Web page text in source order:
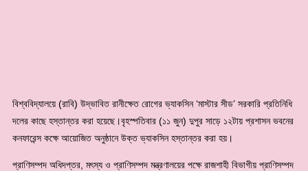
বিশ্ববিদ্যালয়ে (রাবি) উদ্ভাবিত রানীক্ষেত রোগের ভ্যাকসিন ‘মাস্টার সীড’ সরকারি প্রতিনিধি
দলের কাছে হস্তান্তর করা হয়েছে।বৃহস্পতিবার (১১ জুন) দুপুর সাড়ে ১২টায় প্রশাসন ভবনের
কনফারেন্স কক্ষে আয়োজিত অনুষ্ঠানে উক্ত ভ্যাকসিন হস্তান্তর করা হয়।
প্রাণিসম্পদ অধিদপ্তর, মৎস্য ও প্রাণিসম্পদ মন্ত্রণালয়ের পক্ষে রাজশাহী বিভাগীয় প্রাণিসম্পদ